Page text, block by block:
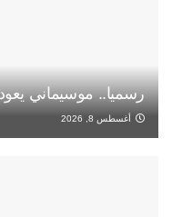
رسميا.. موسيماني
أغسطس 8, 2026